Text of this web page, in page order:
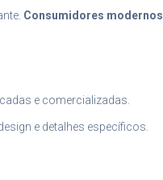
Consumidores modernos
e comercializadas.
e detalhes específicos.